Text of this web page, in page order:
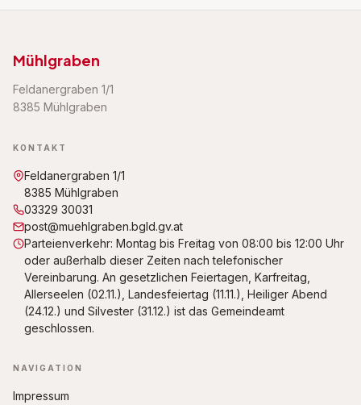
Dieser Inhalt wird von
anzuzeigen, müssen Drittanbieter-Dienste aktiviert
Mühlgraben
Feldanergraben 1/1
8385 Mühlgraben
KONTAKT
Feldanergraben 1/1
8385 Mühlgraben
03329 30031
post@muehlgraben.bgld.gv.at
Parteienverkehr: Montag bis Freitag von 08:00 bis 12:00 Uhr
oder außerhalb dieser Zeiten nach telefonischer
Vereinbarung. An gesetzlichen Feiertagen, Karfreitag,
Allerseelen (02.11.), Landesfeiertag (11.11.), Heiliger Abend
(24.12.) und Silvester (31.12.) ist das Gemeindeamt
geschlossen.
NAVIGATION
Impressum